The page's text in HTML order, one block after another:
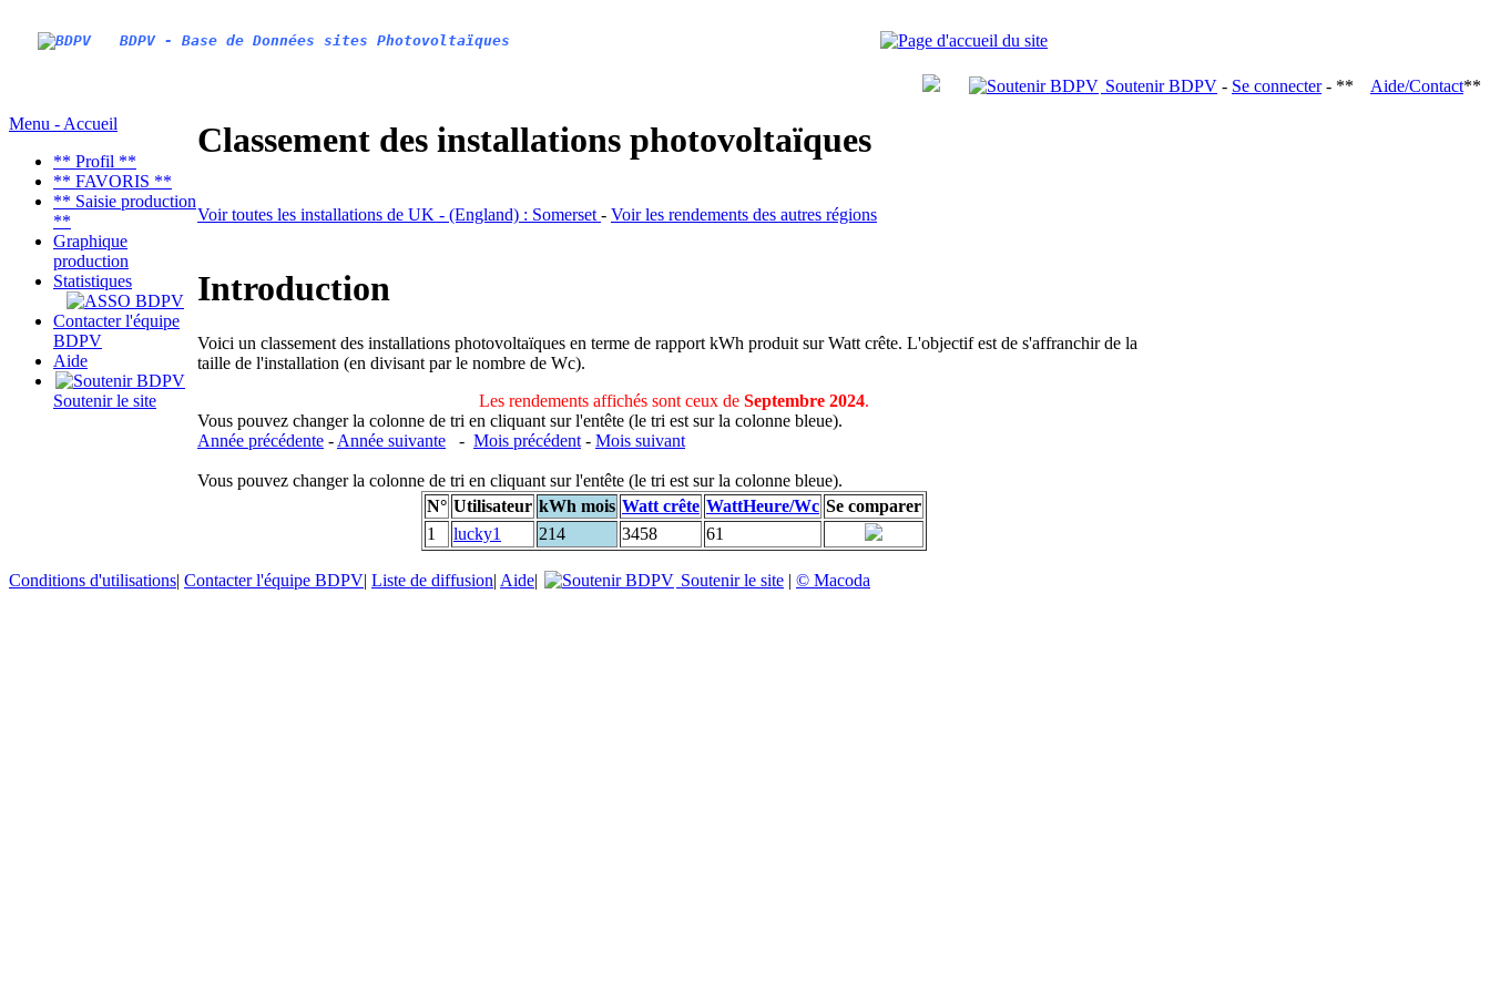
BDPV - Base de Données sites Photovoltaïques
Soutenir BDPV - Se connecter- ** Aide/Contact**
Menu - Accueil
** Profil **
** FAVORIS **
** Saisie production
**
Graphique
production
Statistiques
Contacter l'équipe
BDPV
Aide
Soutenir le site
Classement des installations photovoltaïques
Voir toutes les installations de UK - (England) : Somerset - Voir les rendements des autres régions
Introduction
Voici un classement des installations photovoltaïques en terme de rapport kWh produit sur Watt crête. L'objectif est de s'affranchir de la
taille de l'installation (en divisant par le nombre de Wc).
Les rendements affichés sont ceux de Septembre 2024.
Vous pouvez changer la colonne de tri en cliquant sur l'entête (le tri est sur la colonne bleue).
Année précédente - Année suivante - Mois précédent - Mois suivant
Vous pouvez changer la colonne de tri en cliquant sur l'entête (le tri est sur la colonne bleue).
N° Utilisateur kWh mois Watt crête WattHeure/Wc Se comparer
1
lucky1 214 3458 61
Conditions d'utilisations| Contacter l'équipe BDPV| Liste de diffusion| Aide| Soutenir le site | © Macoda